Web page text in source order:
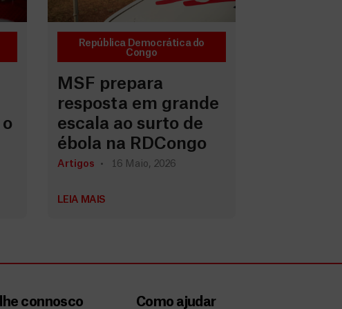
República Democrática do
Congo
MSF prepara
resposta em grande
escala ao surto de
ébola na RDCongo
Artigos 16 Maio, 2026
LEIA MAIS
connosco Como ajudar